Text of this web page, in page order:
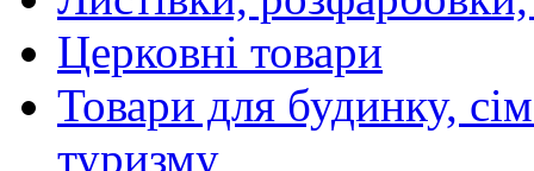
Церковні товари
Товари для будинку,
туризму